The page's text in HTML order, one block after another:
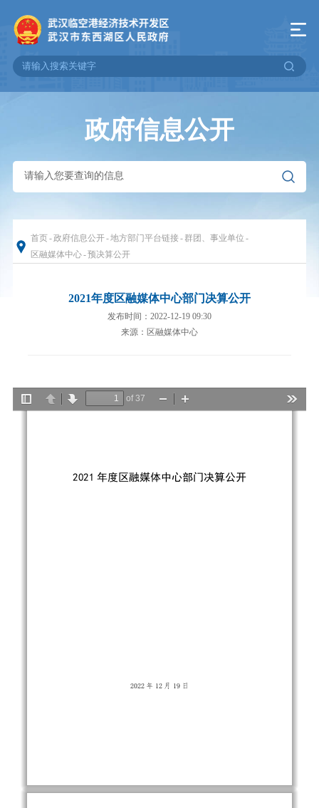
政府信息公开
首页-政府信息公开-地方部门平台链接- 群团、事业单位 -
区融媒体中心-预决算公开
2021年度区融媒体中心部门决算公开
发布时间：2022-12-19 09:30
来源：区融媒体中心